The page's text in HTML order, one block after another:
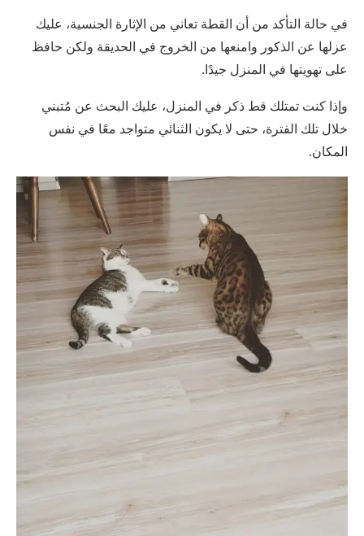
في حالة التأكد من أن القطة تعاني من الإثارة الجنسية، عليك
عزلها عن الذكور وامنعها من الخروج في الحديقة ولكن حافظ
على تهويتها في المنزل جيدًا.
وإذا كنت تمتلك قط ذكر في المنزل، عليك البحث عن مُتبني
خلال تلك الفترة، حتى لا يكون الثنائي متواجد معًا في نفس
المكان.